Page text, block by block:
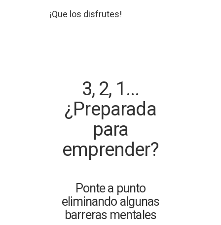
¡Que los disfrutes!
3, 2, 1...
¿Preparada
para
emprender?
Ponte a punto
eliminando algunas
barreras mentales